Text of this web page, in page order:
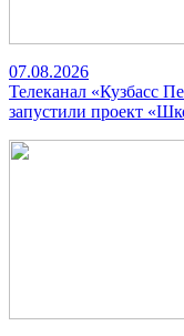
07.08.2026
Телеканал «Кузбасс
запустили проект